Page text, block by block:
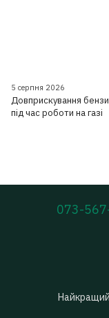
5 серпня 2026
Довприскування
під час роботи на газі
073-